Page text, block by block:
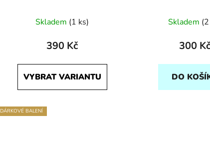
Skladem (1 ks)
390 Kč
VYBRAT VARIANTU
Skladem
300 Kč
DO
DÁRKOVÉ BALENÍ